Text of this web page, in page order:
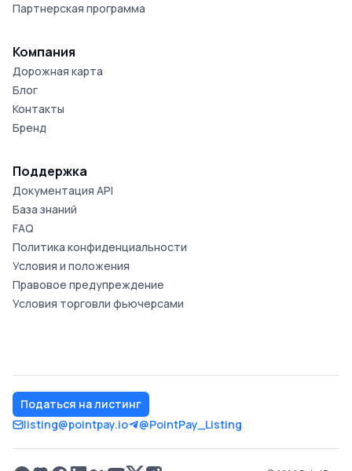
Партнерская программа
Компания
Дорожная карта
Блог
Контакты
Бренд
Поддержка
Документация API
База знаний
FAQ
Политика конфиденциальности
Условия и положения
Правовое предупреждение
Условия торговли фьючерсами
Податься на листинг
listing@pointpay.io
@PointPay_Listing